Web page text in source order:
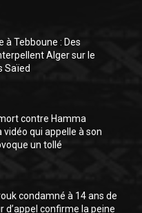
à Tebboune : Des
Alger sur le
Saïed
contre Hamma
vidéo qui appelle à son
un tollé
condamné à 14 ans de
d’appel confirme la peine